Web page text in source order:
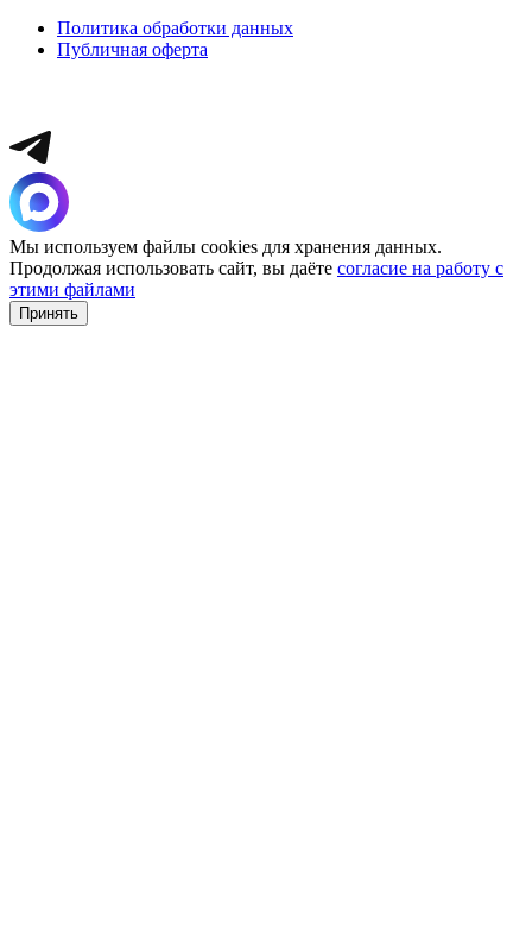
Политика обработки данных
Публичная оферта
Мы используем файлы cookies для хранения данных.
Продолжая использовать сайт, вы даёте согласие на работу с
этими файлами
Принять